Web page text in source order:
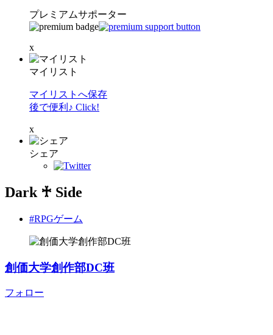
プレミアムサポーター
x
マイリスト
マイリストへ保存
後で便利♪ Click!
x
シェア
Dark ♰ Side
#RPGゲーム
創価大学創作部DC班
フォロー